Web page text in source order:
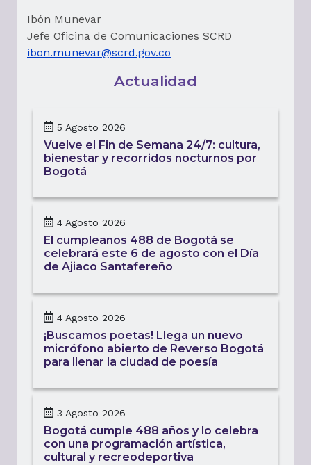
Ibón Munevar
Jefe Oficina de Comunicaciones SCRD
ibon.munevar@scrd.gov.co
Actualidad
5 Agosto 2026
Vuelve el Fin de Semana 24/7: cultura,
bienestar y recorridos nocturnos por
Bogotá
4 Agosto 2026
El cumpleaños 488 de Bogotá se
celebrará este 6 de agosto con el Día
de Ajiaco Santafereño
4 Agosto 2026
¡Buscamos poetas! Llega un nuevo
micrófono abierto de Reverso Bogotá
para llenar la ciudad de poesía
3 Agosto 2026
Bogotá cumple 488 años y lo celebra
con una programación artística,
cultural y recreodeportiva